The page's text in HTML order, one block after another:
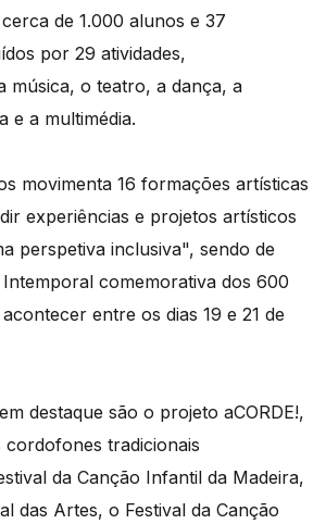
de 1.000 alunos e 37
por 29 atividades,
música, o teatro, a dança, a
e a multimédia.
movimenta 16 formações artísticas
experiências e projetos artísticos
perspetiva inclusiva", sendo de
comemorativa dos 600
entre os dias 19 e 21 de
destaque são o projeto aCORDE!,
tradicionais
da Canção Infantil da Madeira,
das Artes, o Festival da Canção